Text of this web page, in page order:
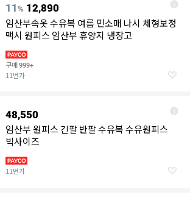
11% 12,890
임산부속옷 수유복 여름 민소매 나시 체형보정
맥시 원피스 임산부 휴양지 냉장고
구매999+
11번가
48,550
임산부 원피스 긴팔 반팔 수유복 수유원피스
빅사이즈
11번가